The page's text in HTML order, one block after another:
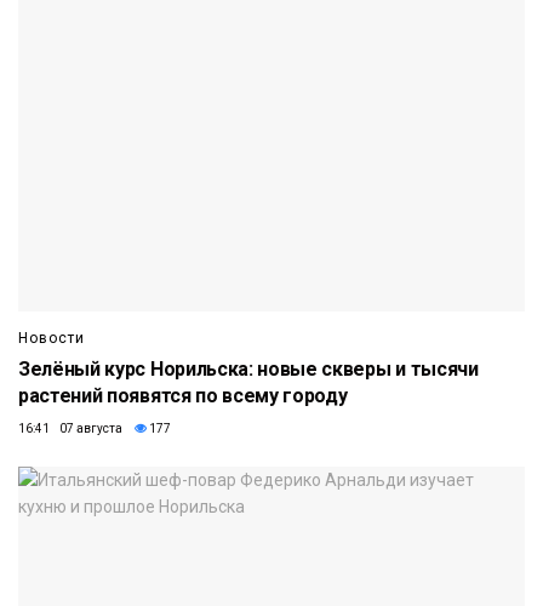
Новости
Зелёный курс Норильска: новые скверы и тысячи
растений появятся по всему городу
16:41 07 августа 177